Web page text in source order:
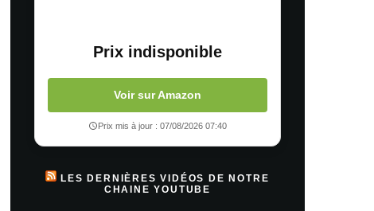
Prix indisponible
Voir sur Amazon
Prix mis à jour : 07/08/2026 07:40
LES DERNIÈRES VIDÉOS DE NOTRE
CHAINE YOUTUBE